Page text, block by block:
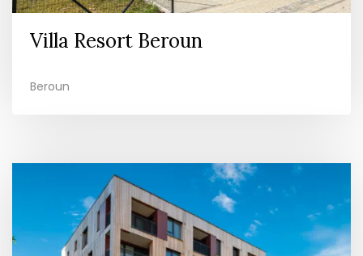
Villa Resort Beroun
Beroun